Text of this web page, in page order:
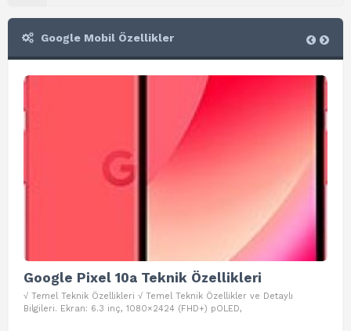
Google Mobil Özellikler
Google Pixel 10a Teknik Özellikleri
√ Temel Teknik Özellikleri √ Temel Teknik Özellikler ve Detaylı
Bilgileri. Ekran: 6.3 inç, 1080×2424 (FHD+) pOLED,